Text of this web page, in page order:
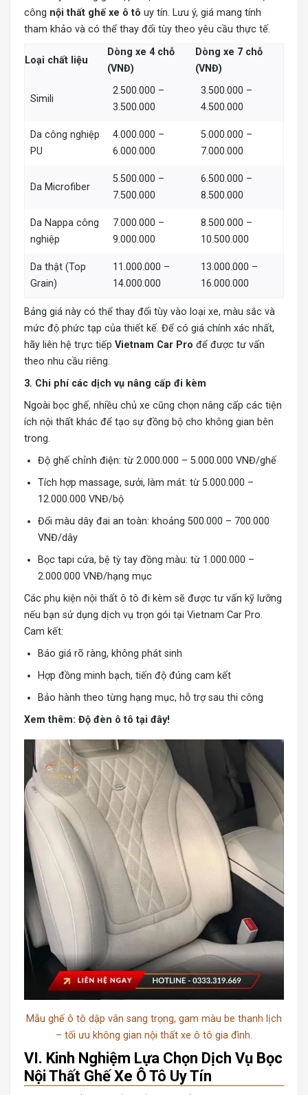
công nội thất ghế xe ô tô uy tín. Lưu ý, giá mang tính
tham khảo và có thể thay đổi tùy theo yêu cầu thực tế.
Loại chất liệu
Dòng xe 4 chỗ
(VNĐ)
Dòng xe 7 chỗ
(VNĐ)
Simili
2.500.000 –
3.500.000
3.500.000 –
4.500.000
Da công nghiệp
PU
4.000.000 –
6.000.000
5.000.000 –
7.000.000
Da Microfiber
5.500.000 –
7.500.000
6.500.000 –
8.500.000
Da Nappa công
nghiệp
7.000.000 –
9.000.000
8.500.000 –
10.500.000
Da thật (Top
Grain)
11.000.000 –
14.000.000
13.000.000 –
16.000.000
Bảng giá này có thể thay đổi tùy vào loại xe, màu sắc và
mức độ phức tạp của thiết kế. Để có giá chính xác nhất,
hãy liên hệ trực tiếp Vietnam Car Pro để được tư vấn
theo nhu cầu riêng.
3. Chi phí các dịch vụ nâng cấp đi kèm
Ngoài bọc ghế, nhiều chủ xe cũng chọn nâng cấp các tiện
ích nội thất khác để tạo sự đồng bộ cho không gian bên
trong.
Độ ghế chỉnh điện: từ 2.000.000 – 5.000.000 VNĐ/ghế
Tích hợp massage, sưởi, làm mát: từ 5.000.000 –
12.000.000 VNĐ/bộ
Đổi màu dây đai an toàn: khoảng 500.000 – 700.000
VNĐ/dây
Bọc tapi cửa, bệ tỳ tay đồng màu: từ 1.000.000 –
2.000.000 VNĐ/hạng mục
Các phụ kiện nội thất ô tô đi kèm sẽ được tư vấn kỹ lưỡng
nếu bạn sử dụng dịch vụ trọn gói tại Vietnam Car Pro.
Cam kết:
Báo giá rõ ràng, không phát sinh
Hợp đồng minh bạch, tiến độ đúng cam kết
Bảo hành theo từng hạng mục, hỗ trợ sau thi công
Xem thêm: Độ đèn ô tô tại đây!
Mẫu ghế ô tô dập vân sang trọng, gam màu be thanh lịch
– tối ưu không gian nội thất xe ô tô gia đình.
VI. Kinh Nghiệm Lựa Chọn Dịch Vụ Bọc
Nội Thất Ghế Xe Ô Tô Uy Tín